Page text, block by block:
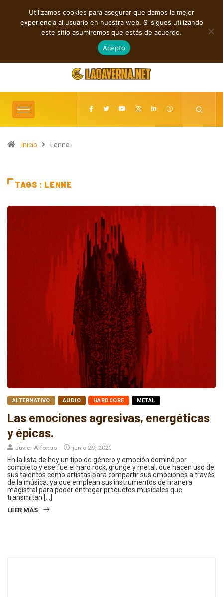
TENDENCIAS
Andyvince reflexiona sobre el perdón en “WE MUST LEARN TO FORGIVE”
agosto 6, 2026
Inicio Lenne
TAGS : LENNE
ALTERNATIVO AUDIO HARDCORE METAL
Las emociones agresivas, energéticas
y épicas.
Javier Alfonso junio 29, 2023
En la lista de hoy un tipo de género y emoción dominó por
completo y ese fue el hard rock, grunge y metal, que hacen uso de
sus talentos como artistas para compartir sus emociones a través
de la música, ya que emplean sus instrumentos de manera
magistral para poder entregar productos musicales que
transmitan […]
LEER MÁS
Utilizamos cookies para asegurar que damos la mejor
experiencia al usuario en nuestra web. Si sigues utilizando
este sitio asumiremos que estás de acuerdo.
Acepto